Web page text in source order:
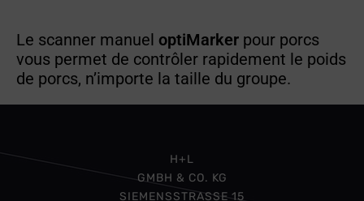
Le scanner manuel optiMarker pour porcs
vous permet de contrôler rapidement le poids
de porcs, n’importe la taille du groupe.
H+L
GMBH & CO. KG
SIEMENSSTRASSE 15